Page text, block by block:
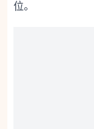
位。